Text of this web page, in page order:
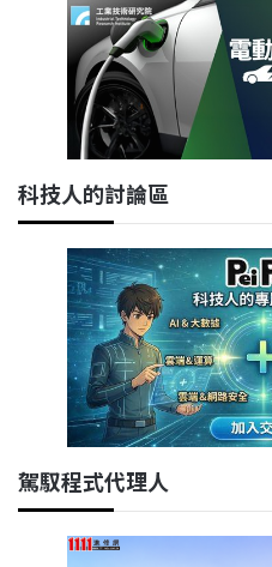
科技人的討論區
駕馭程式代理人